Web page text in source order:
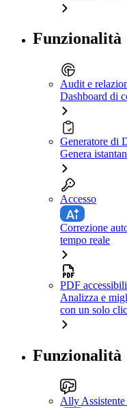
Funzionalità
Audit e
Dashboard di
Generatore di
Genera
Accesso
Correzione
tempo reale
PDF accessibili
Analizza e
con un solo clic
Funzionalità
Ally